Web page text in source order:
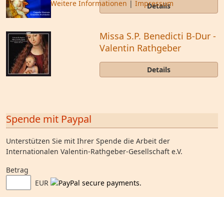
Details
Missa S.P. Benedicti B-Dur -
Valentin Rathgeber
Details
Spende mit Paypal
Unterstützen Sie mit Ihrer Spende die Arbeit der
Internationalen Valentin-Rathgeber-Gesellschaft e.V.
Betrag
EUR
Weitere Informationen | Impressum